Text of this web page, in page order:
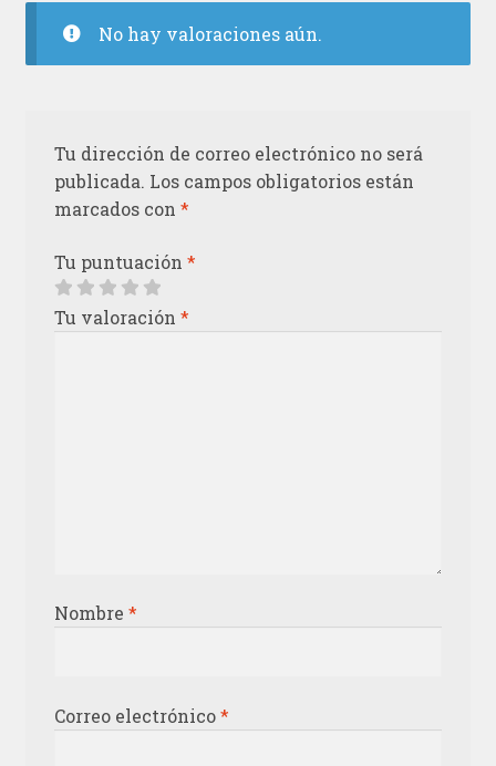
No hay valoraciones aún.
Tu dirección de correo electrónico no será
publicada. Los campos obligatorios están
marcados con *
Tu puntuación *
Tu valoración *
Nombre *
Correo electrónico*